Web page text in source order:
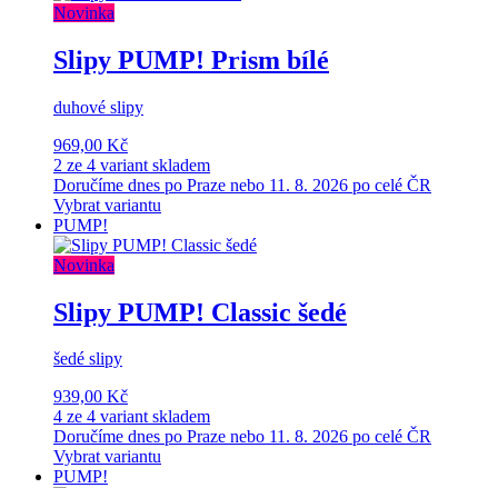
Novinka
Slipy PUMP! Prism bílé
duhové slipy
969,00 Kč
2 ze 4 variant skladem
Doručíme dnes po Praze nebo 11. 8. 2026 po celé ČR
Vybrat variantu
PUMP!
Novinka
Slipy PUMP! Classic šedé
šedé slipy
939,00 Kč
4 ze 4 variant skladem
Doručíme dnes po Praze nebo 11. 8. 2026 po celé ČR
Vybrat variantu
PUMP!